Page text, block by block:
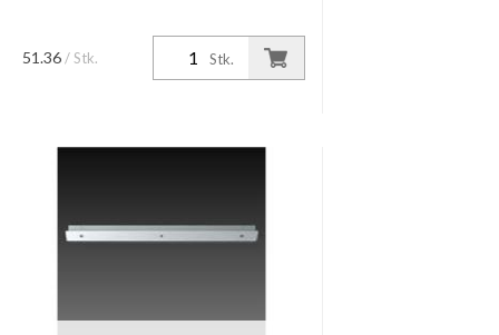
Stk.
51.36/ Stk.